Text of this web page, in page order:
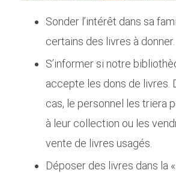
Sonder l’intérêt dans sa
certains des livres à donner.
S’informer si notre
accepte les dons de livres.
cas, le personnel les triera
à leur collection ou les
vente de livres usagés.
Déposer des livres dans la